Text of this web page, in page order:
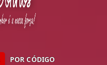
POR CÓDIGO